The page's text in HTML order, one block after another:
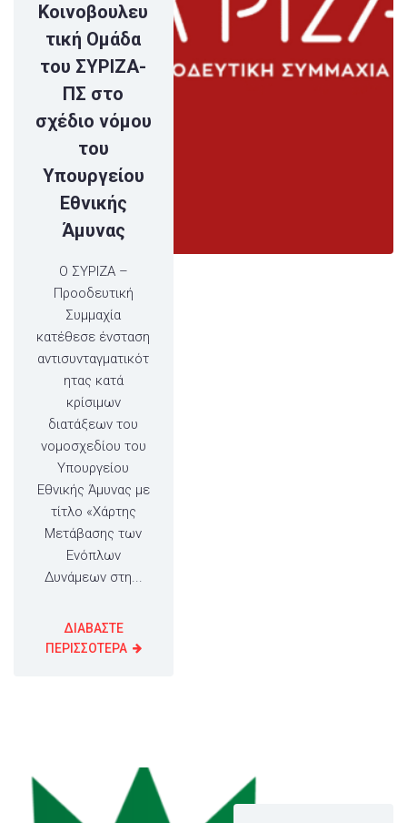
Κοινοβουλευ
τική Ομάδα
του ΣΥΡΙΖΑ-
ΠΣ στο
σχέδιο νόμου
του
Υπουργείου
Εθνικής
Άμυνας
Ο ΣΥΡΙΖΑ –
Προοδευτική
Συμμαχία
κατέθεσε ένσταση
αντισυνταγματικότ
ητας κατά
κρίσιμων
διατάξεων του
νομοσχεδίου του
Υπουργείου
Εθνικής Άμυνας με
τίτλο «Χάρτης
Μετάβασης των
Ενόπλων
Δυνάμεων στη...
ΔΙΑΒΑΣΤΕ
ΠΕΡΙΣΣΟΤΕΡΑ